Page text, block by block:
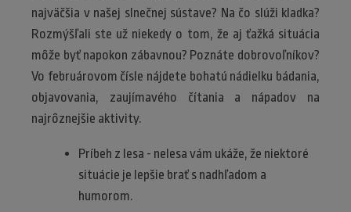
najväčšia v našej slnečnej sústave? Na čo slúži kladka?
Rozmýšľali ste už niekedy o tom, že aj ťažká situácia
môže byť napokon zábavnou? Poznáte dobrovoľníkov?
Vo februárovom čísle nájdete bohatú nádielku bádania,
objavovania, zaujímavého čítania a nápadov na
najrôznejšie aktivity.
Príbeh z lesa - nelesa vám ukáže, že niektoré
situácie je lepšie brať s nadhľadom a
humorom.